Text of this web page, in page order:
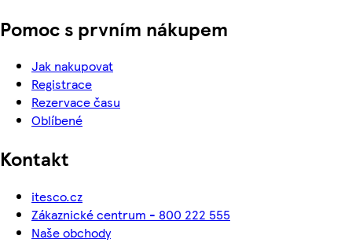
Pomoc s prvním nákupem
Jak nakupovat
Registrace
Rezervace času
Oblíbené
Kontakt
itesco.cz
Zákaznické centrum - 800 222 555
Naše obchody